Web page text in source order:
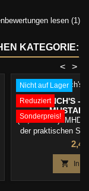
lesen (1)
KATEGORIE:
>
<
Nicht auf Lager
Reduziert
Sonderpreis!
FRENCH'S -
(11,02€/Kilo). MHD
der praktischen
Yellow Mustard ist
amerikanischen
Flasche
 In